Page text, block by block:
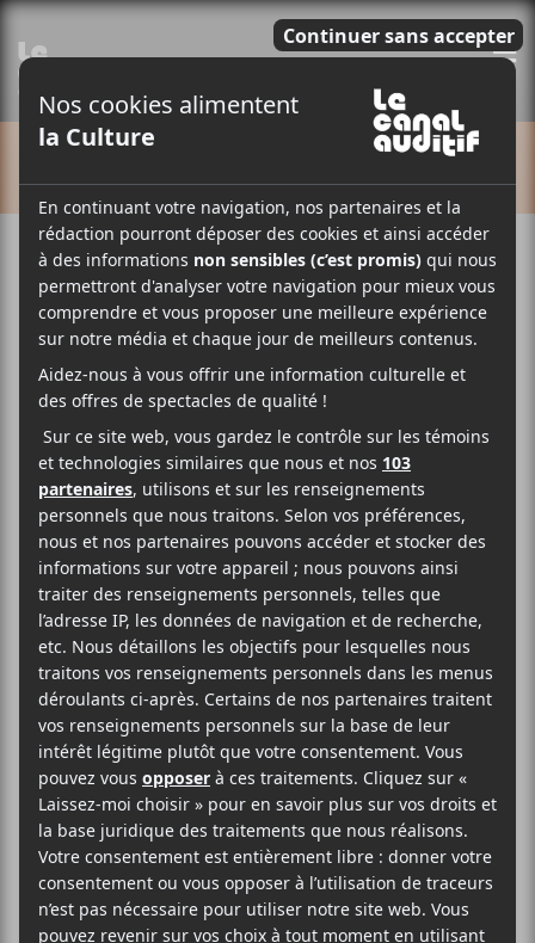
Cet évènement est passé.
Charlotte Day Wilson
2018-04-05 @ 20:00- 23:00
AJOUTER AU CALENDRIER
DÉTAILS
Date :
2018-04-05
Heure :
20:00 - 23:00
Catégorie
d’Évènement:
Spectacle
LIEU
Théâtre Plaza
6505 Rue St-Hubert
Montréal,H2S 2M5
Canada
Téléphone
514-278-6419
Voir Lieu site web